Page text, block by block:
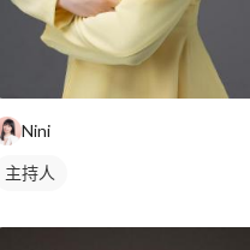
Nini
主持人